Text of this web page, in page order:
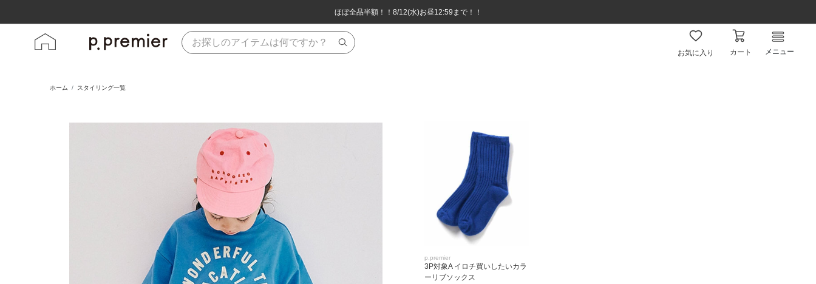
8,800円(税込)以上のお買い物で送料無料♪
ほぼ全品半額！！8/12(水)お昼12:59まで！！
8,800円(税込)以上のお買い物で送料無料♪
ほぼ全品半額！！8/12(水)お昼12:59まで！！
お気に入り カート メニュー
ホーム スタイリング一覧
p.premier
3P対象A イロチ買いしたいカラ
ーリブソックス